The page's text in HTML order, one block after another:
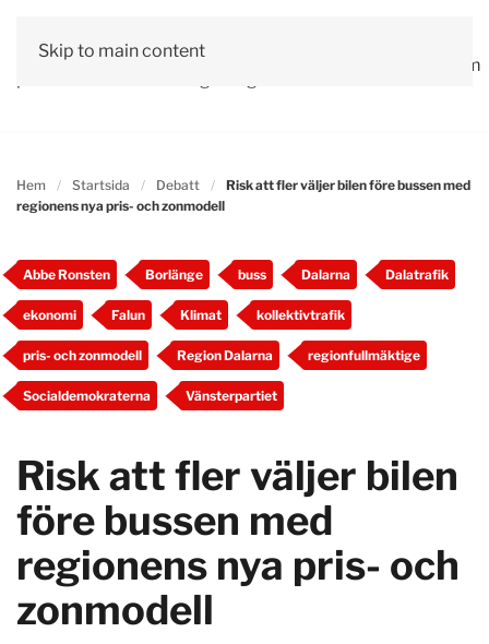
Skip to main content
Vår
Debatt
OmLäs våra
Valprogram
Hem Startsida Debatt
Risk att fler väljer bilen före bussen med
regionens nya pris- och zonmodell
Abbe Ronsten Borlänge buss Dalarna Dalatrafik
ekonomi Falun Klimat kollektivtrafik
pris- och zonmodell Region Dalarna regionfullmäktige
Socialdemokraterna Vänsterpartiet
Risk att fler väljer bilen
före bussen med
regionens nya pris- och
zonmodell